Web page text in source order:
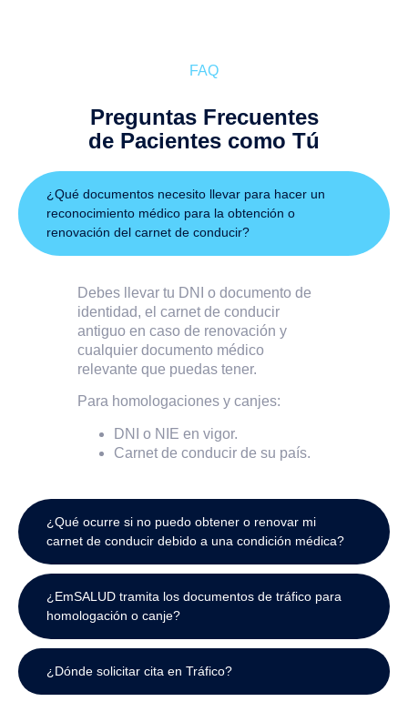
FAQ
Preguntas Frecuentes
de Pacientes como Tú
¿Qué documentos necesito llevar para hacer un
reconocimiento médico para la obtención o
renovación del carnet de conducir?
Debes llevar tu DNI o documento de
identidad, el carnet de conducir
antiguo en caso de renovación y
cualquier documento médico
relevante que puedas tener.
Para homologaciones y canjes:
DNI o NIE en vigor.
Carnet de conducir de su país.
¿Qué ocurre si no puedo obtener o renovar mi
carnet de conducir debido a una condición médica?
¿EmSALUD tramita los documentos de tráfico para
homologación o canje?
¿Dónde solicitar cita en Tráfico?